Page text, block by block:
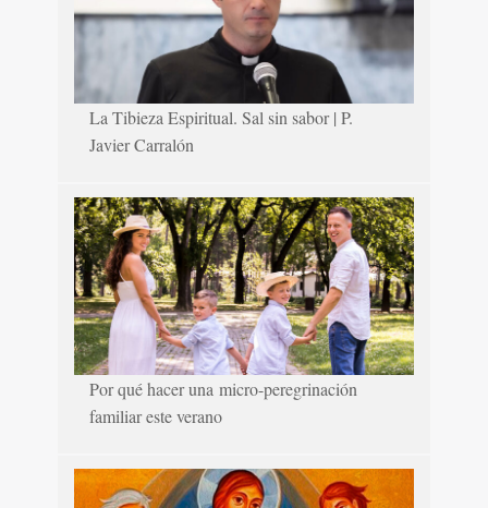
La Tibieza Espiritual. Sal sin sabor | P.
Javier Carralón
Por qué hacer una micro-peregrinación
familiar este verano